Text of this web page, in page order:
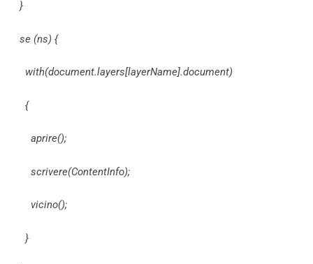
}
se (ns) {
with(document.layers[layerName].document)
{
aprire();
scrivere(ContentInfo);
vicino();
}